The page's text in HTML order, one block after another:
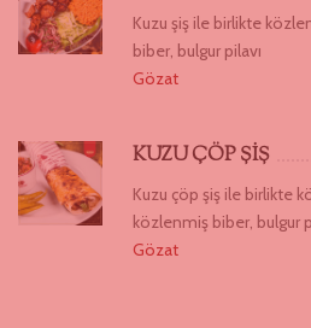
Kuzu şiş ile birlikte
biber, bulgur pilavı
Gözat
KUZU ÇÖP ŞİŞ
Kuzu çöp şiş ile birlikte
közlenmiş biber, bulgur
Gözat